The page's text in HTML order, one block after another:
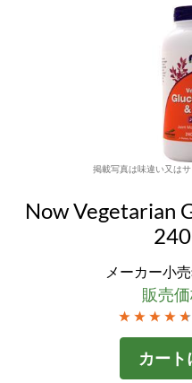
掲載写真は味違い又は
Now Vegetarian
メーカー小
販売
カート